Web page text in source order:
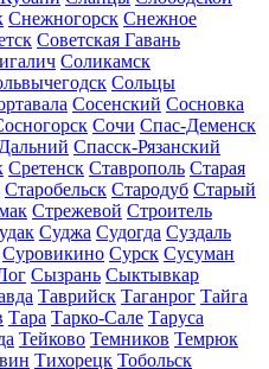
Снежногорск Снежное
Советская Гавань
Соликамск
Сольцы
Сосенский Сосновка
Сочи Спас-Деменск
Спасск-Рязанский
Сретенск Ставрополь Старая
Старобельск Стародуб Старый
Стрежевой Строитель
Суджа Судогда Суздаль
Суровикино Сурск Сусуман
Сызрань Сыктывкар
Таврийск Таганрог Тайга
Тара Тарко-Сале Таруса
Тейково Темников Темрюк
Тихорецк Тобольск